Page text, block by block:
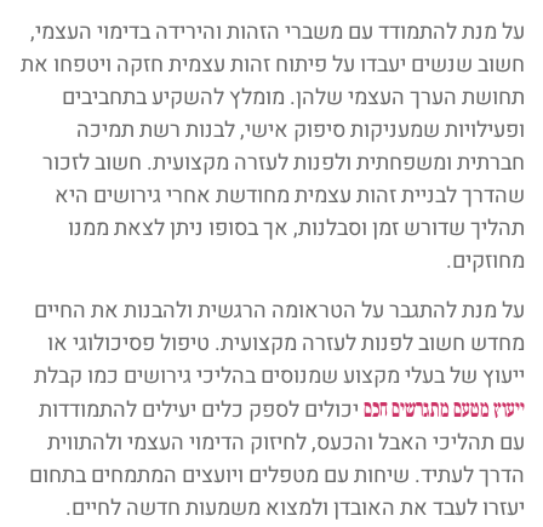
על מנת להתמודד עם משברי הזהות והירידה בדימוי העצמי,
חשוב שנשים יעבדו על פיתוח זהות עצמית חזקה ויטפחו את
תחושת הערך העצמי שלהן. מומלץ להשקיע בתחביבים
ופעילויות שמעניקות סיפוק אישי, לבנות רשת תמיכה
חברתית ומשפחתית ולפנות לעזרה מקצועית. חשוב לזכור
שהדרך לבניית זהות עצמית מחודשת אחרי גירושים היא
תהליך שדורש זמן וסבלנות, אך בסופו ניתן לצאת ממנו
מחוזקים.
על מנת להתגבר על הטראומה הרגשית ולהבנות את החיים
מחדש חשוב לפנות לעזרה מקצועית. טיפול פסיכולוגי או
ייעוץ של בעלי מקצוע שמנוסים בהליכי גירושים כמו קבלת
ייעוץ מטעם מתגרשים חכם יכולים לספק כלים יעילים להתמודדות
עם תהליכי האבל והכעס, לחיזוק הדימוי העצמי ולהתווית
הדרך לעתיד. שיחות עם מטפלים ויועצים המתמחים בתחום
יעזרו לעבד את האובדן ולמצוא משמעות חדשה לחיים.